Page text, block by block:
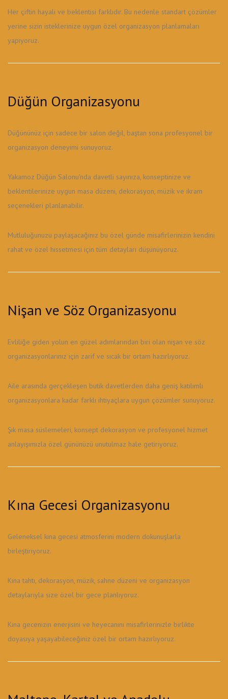
Her çiftin hayali ve beklentisi farklıdır. Bu nedenle standart çözümler
yerine sizin isteklerinize uygun özel organizasyon planlamaları
yapıyoruz.
Düğün Organizasyonu
Düğününüz için sadece bir salon değil, baştan sona profesyonel bir
organizasyon deneyimi sunuyoruz.
Yakamoz Düğün Salonu'nda davetli sayınıza, konseptinize ve
beklentilerinize uygun masa düzeni, dekorasyon, müzik ve ikram
seçenekleri planlanabilir.
Mutluluğunuzu paylaşacağınız bu özel günde misafirlerinizin kendini
rahat ve özel hissetmesi için tüm detayları düşünüyoruz.
Nişan ve Söz Organizasyonu
Evliliğe giden yolun en güzel adımlarından biri olan nişan ve söz
organizasyonlarınız için zarif ve sıcak bir ortam hazırlıyoruz.
Aile arasında gerçekleşen butik davetlerden daha geniş katılımlı
organizasyonlara kadar farklı ihtiyaçlara uygun çözümler sunuyoruz.
Şık masa süslemeleri, konsept dekorasyon ve profesyonel hizmet
anlayışımızla özel gününüzü unutulmaz hale getiriyoruz.
Kına Gecesi Organizasyonu
Geleneksel kına gecesi atmosferini modern dokunuşlarla
birleştiriyoruz.
Kına tahtı, dekorasyon, müzik, sahne düzeni ve organizasyon
detaylarıyla size özel bir gece planlıyoruz.
Kına gecenizin enerjisini ve heyecanını misafirlerinizle birlikte
doyasıya yaşayabileceğiniz özel bir ortam hazırlıyoruz.